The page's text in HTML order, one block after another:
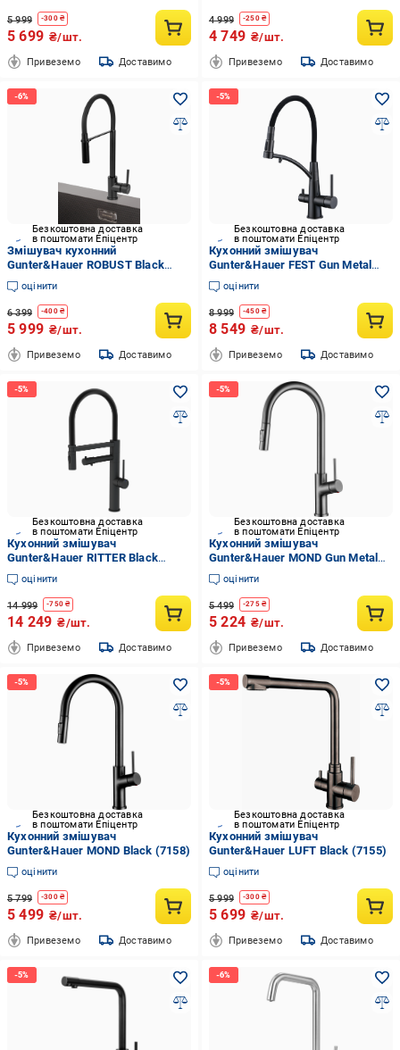
5 999 -300₴
5 699 ₴/шт.
Привеземо Доставимо
4 999 -250₴
4 749 ₴/шт.
Привеземо Доставимо
Безкоштовна доставка
в поштомати Епіцентр
Змішувач кухонний
Gunter&Hauer ROBUST Black
(7148)
оцінити
6 399 -400₴
5 999 ₴/шт.
Привеземо Доставимо
Безкоштовна доставка
в поштомати Епіцентр
Кухонний змішувач
Gunter&Hauer FEST Gun Metal
(7153)
оцінити
8 999 -450₴
8 549 ₴/шт.
Привеземо Доставимо
Безкоштовна доставка
в поштомати Епіцентр
Кухонний змішувач
Gunter&Hauer RITTER Black
(7159)
оцінити
14 999 -750 ₴
14 249 ₴/шт.
Привеземо Доставимо
Безкоштовна доставка
в поштомати Епіцентр
Кухонний змішувач
Gunter&Hauer MOND Gun Metal
(7157)
оцінити
5 499 -275₴
5 224 ₴/шт.
Привеземо Доставимо
Безкоштовна доставка
в поштомати Епіцентр
Кухонний змішувач
Gunter&Hauer MOND Black (7158)
оцінити
5 799 -300₴
5 499 ₴/шт.
Привеземо Доставимо
Безкоштовна доставка
в поштомати Епіцентр
Кухонний змішувач
Gunter&Hauer LUFT Black (7155)
оцінити
5 999 -300₴
5 699 ₴/шт.
Привеземо Доставимо